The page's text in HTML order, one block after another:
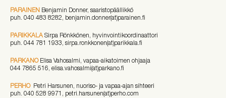
PARAINEN Benjamin Donner, saaristopäällikkö
puh. 040 483 8282, benjamin.donner(at)parainen.fi
PARIKKALA Sirpa Rönkkönen, hyvinvointikoordinaattori
puh. 044 781 1933, sirpa.ronkkonen(at)parikkala.fi
PARKANOElisa Vahosalmi, vapaa-aikatoimen ohjaaja
044 7865 516, elisa.vahosalmi(at)parkano.fi
PERHO Petri Harsunen, nuoriso- ja vapaa-ajan sihteeri
puh. 040 528 9971, petri.harsunen(at)perho.com